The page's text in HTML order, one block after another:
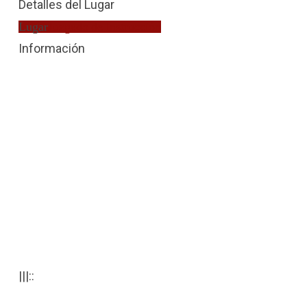
Detalles del Lugar
LugarJuzgado de Instrucción
Información
|||::